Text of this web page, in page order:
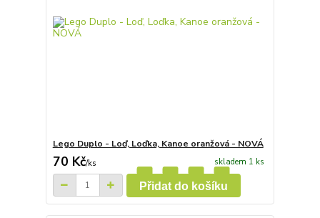
Lego Duplo - Loď, Loďka, Kanoe oranžová - NOVÁ
70 Kč/ks skladem 1 ks
Přidat do košíku